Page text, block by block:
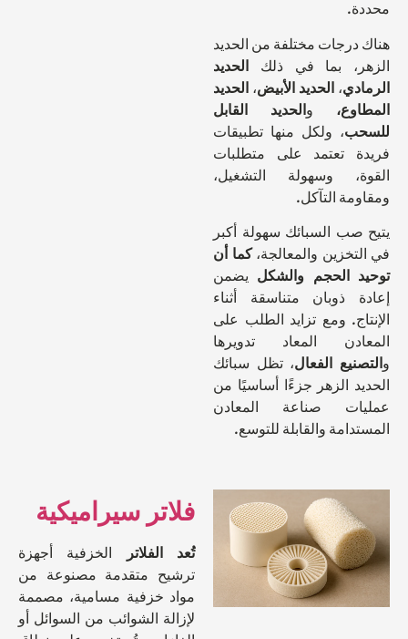
مختلفة من الحديد
بما في ذلك الحديد
،الحديد الأبيض، الحديد
والحديد القابل
، ولكل منها تطبيقات
تعتمد على متطلبات
وسهولة التشغيل،
التآكل.
السبائك سهولة أكبر
والمعالجة،كما أن
الحجم والشكل يضمن
ذوبان متناسقة أثناء
ومع تزايد الطلب على
المعاد تدويرها
الفعال، تظل سبائك
الزهر جزءًا أساسيًا من
صناعة المعادن
والقابلة للتوسع.
فلاتر سيراميكية
تُعد الفلاترالخزفية أجهزة
ترشيح متقدمة مصنوعة من
مواد خزفية مسامية، مصممة
لإزالة الشوائب من السوائل أو